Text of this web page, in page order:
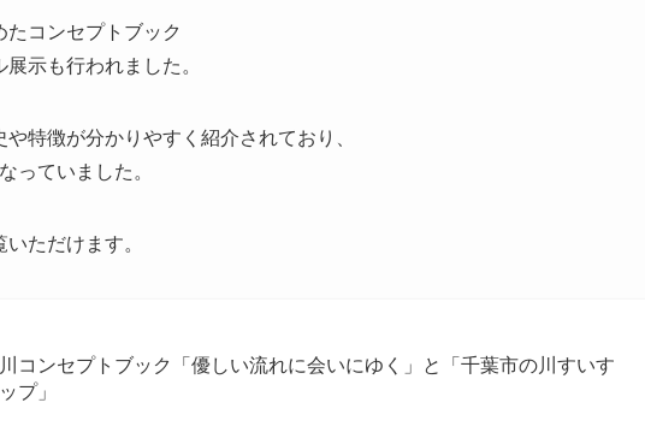
コンセプトブック
示も行われました。
特徴が分かりやすく紹介されており、
っていました。
ただけます。
コンセプトブック「優しい流れに会いにゆく」と「千葉市の川すいす
プ」